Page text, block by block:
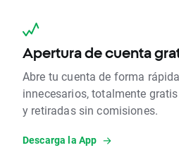
Apertura de cuenta
Abre tu cuenta de forma
innecesarios, totalmente
y retiradas sin comisiones.
Descarga la App